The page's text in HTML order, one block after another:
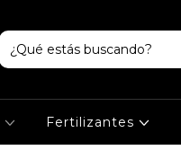
Fertilizantes